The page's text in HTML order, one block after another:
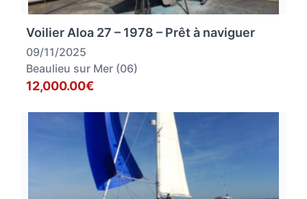
Voilier Aloa 27 – 1978 – Prêt à naviguer
09/11/2025
Beaulieu sur Mer (06)
12,000.00€